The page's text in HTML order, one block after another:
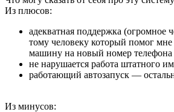
Из плюсов:
адекватная поддержка (огромное
тому человеку который помог мне
машину на новый номер телефона
не нарушается работа штатного
работающий автозапуск —
Из минусов: